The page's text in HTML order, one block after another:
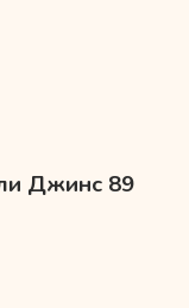
Джинс 89